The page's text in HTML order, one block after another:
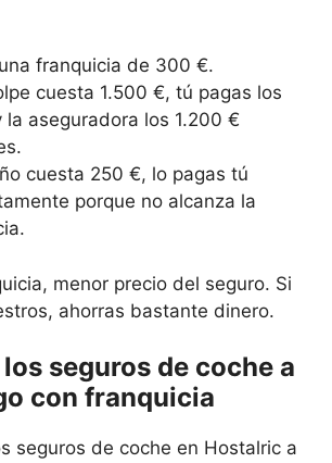
franquicia de 300 €.
cuesta 1.500 €, tú pagas los
la aseguradora los 1.200 €
cuesta 250 €, lo pagas tú
porque no alcanza la
menor precio del seguro. Si
ahorras bastante dinero.
seguros de coche a
con franquicia
seguros de coche en Hostalric a